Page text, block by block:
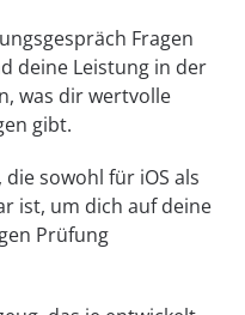
Fragen
deine Leistung in der
was dir wertvolle
gibt.
sowohl für iOS als
ist, um dich auf deine
Prüfung